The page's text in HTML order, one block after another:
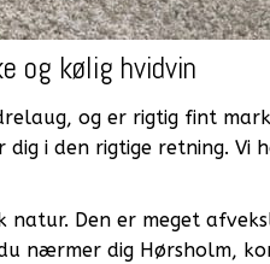
og kølig hvidvin
og er rigtig fint
i den rigtige retning. Vi
Den er meget
nærmer dig Hørsholm,